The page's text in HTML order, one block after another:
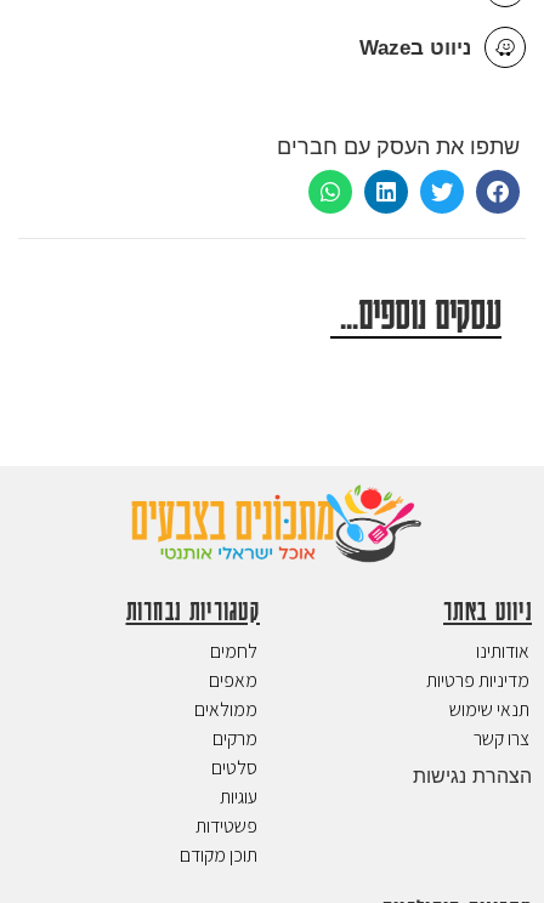
ניווט בWaze
שתפו את העסק עם חברים
עסקים נוספים...
ניווט באתר
אודותינו
מדיניות פרטיות
תנאי שימוש
צרו קשר
הצהרת נגישות
קטגוריות נבחרות
לחמים
מאפים
ממולאים
מרקים
סלטים
עוגיות
פשטידות
תוכן מקודם